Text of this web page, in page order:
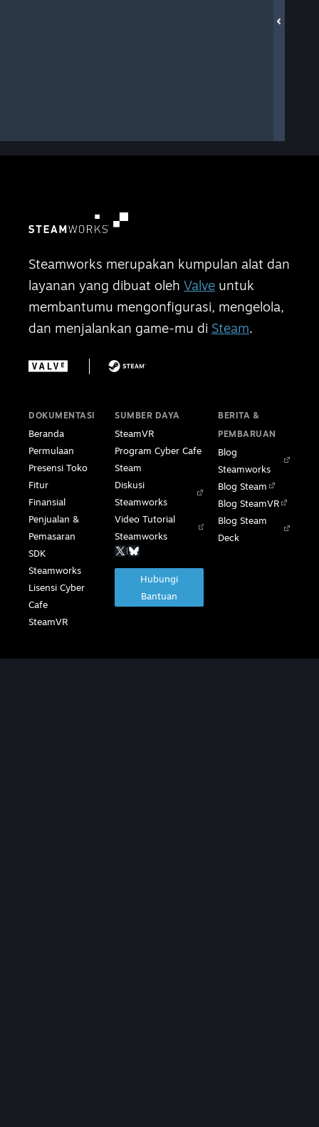
Steamworks merupakan kumpulan alat dan
layanan yang dibuat oleh Valve untuk
membantumu mengonfigurasi, mengelola,
dan menjalankan game-mu di Steam.
DOKUMENTASI
Beranda
Permulaan
Presensi Toko
Fitur
Finansial
Penjualan &
Pemasaran
SDK
Steamworks
Lisensi Cyber
Cafe
SteamVR
SUMBER DAYA
SteamVR
Program Cyber Cafe
Steam
Diskusi
Steamworks
Video Tutorial
Steamworks
|
Hubungi
Bantuan
BERITA &
PEMBARUAN
Blog
Steamworks
Blog Steam
Blog SteamVR
Blog Steam
Deck